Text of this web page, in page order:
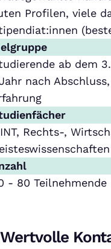
Profilen, viele
ab dem
nach
Rechts-,
- 80 Teilnehmende
Wertvolle